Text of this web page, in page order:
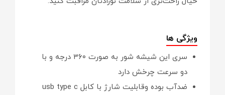
ویژگی ها
سری این شیشه شور به صورت ۳۶۰ درجه و با
دو سرعت چرخش دارد
ضدآب بوده وقابلیت شارژ با کابل usb type c